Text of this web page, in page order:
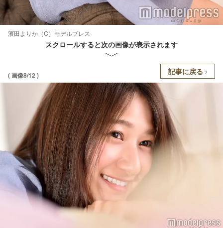
濱田よりか（C）モデルプレス
スクロールすると次の画像が表示されます
( 画像8/12 ) 記事に戻る